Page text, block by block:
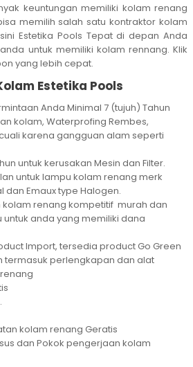
keuntungan memiliki kolam renang
memilih salah satu kontraktor kolam
Estetika Pools Tepat di depan Anda
untuk memiliki kolam rennang. Klik
yang lebih cepat.
Estetika Pools
Anda Minimal 7 (tujuh) Tahun
kolam, Waterprofing Rembes,
karena gangguan alam seperti
untuk kerusakan Mesin dan Filter.
untuk lampu kolam renang merk
dan Emaux type Halogen.
renang kompetitif murah dan
anda yang memiliki dana
Import, tersedia product Go Green
termasuk perlengkapan dan alat
kolam renang Geratis
dan Pokok pengerjaan kolam